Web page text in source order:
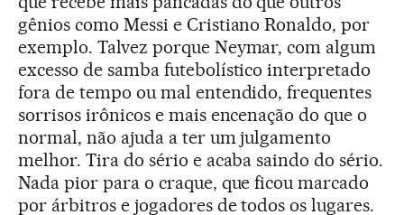
gênios como Messi e Cristiano Ronaldo, por
exemplo. Talvez porque Neymar, com algum
excesso de samba futebolístico interpretado
fora de tempo ou mal entendido, frequentes
sorrisos irônicos e mais encenação do que o
normal, não ajuda a ter um julgamento
melhor. Tira do sério e acaba saindo do sério.
Nada pior para o craque, que ficou marcado
por árbitros e jogadores de todos os lugares.